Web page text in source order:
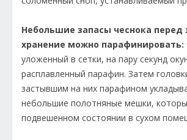
Небольшие запасы чеснока перед
хранение можно парафинировать:
уложенный в сетки, на пару секунд
расплавленный парафин. Затем
застывшим на них парафином
небольшие полотняные мешки,
подвешенном состоянии в сухом